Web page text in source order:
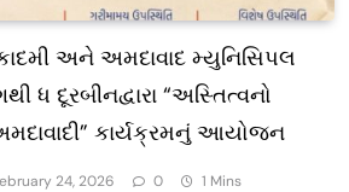
અને અમદાવાદ મ્યુનિસિપલ
ધ દૂરબીનદ્વારા “અસ્તિત્વનો
કાર્યક્રમનું આયોજન
24, 2026 0 1 Mins